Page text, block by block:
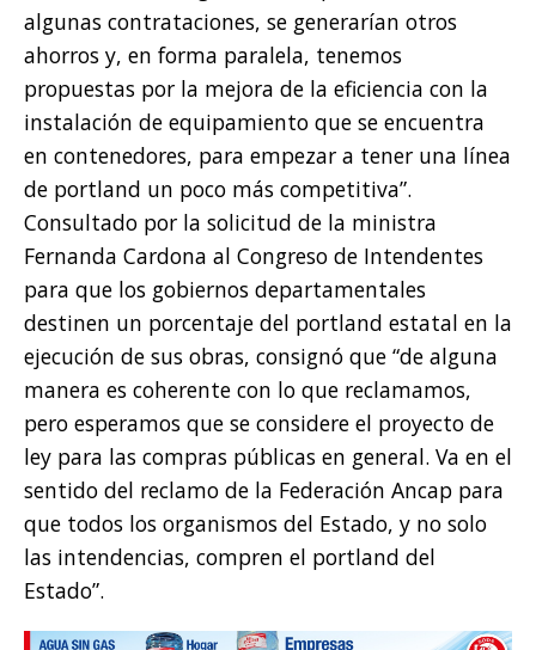
algunas contrataciones, se generarían otros
ahorros y, en forma paralela, tenemos
propuestas por la mejora de la eficiencia con la
instalación de equipamiento que se encuentra
en contenedores, para empezar a tener una línea
de portland un poco más competitiva”.
Consultado por la solicitud de la ministra
Fernanda Cardona al Congreso de Intendentes
para que los gobiernos departamentales
destinen un porcentaje del portland estatal en la
ejecución de sus obras, consignó que “de alguna
manera es coherente con lo que reclamamos,
pero esperamos que se considere el proyecto de
ley para las compras públicas en general. Va en el
sentido del reclamo de la Federación Ancap para
que todos los organismos del Estado, y no solo
las intendencias, compren el portland del
Estado”.